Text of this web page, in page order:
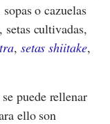
o cazuelas
setas cultivadas,
, setas shiitake,
puede rellenar
ello son